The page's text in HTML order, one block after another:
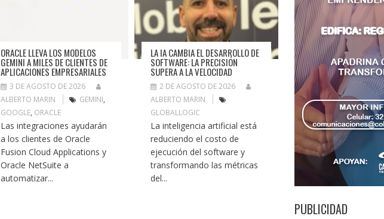
ORACLE LLEVA LOS MODELOS
GEMINI A MILES DE CLIENTES DE
APLICACIONES EMPRESARIALES
3 DE AGOSTO DE 2026
ALBERTO MARIN
GEMINI,
GOOGLE, ORACLE
Las integraciones ayudarán
a los clientes de Oracle
Fusion Cloud Applications y
Oracle NetSuite a
automatizar...
LA IA CAMBIA EL DESARROLLO DE
SOFTWARE: LA PRECISIÓN
SUPERA A LA VELOCIDAD
2 DE AGOSTO DE 2026
ALBERTO MARIN
GLOBALLOGIC
La inteligencia artificial está
reduciendo el costo de
ejecución del software y
transformando las métricas
del...
PUBLICIDAD